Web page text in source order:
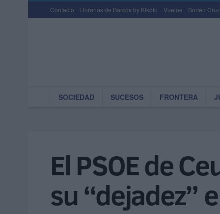
Contacto Horarios de Barcos by Kikoto Vuelos Sorteo
SOCIEDAD SUCESOS FRONTERA
El PSOE de
su “dejadez”